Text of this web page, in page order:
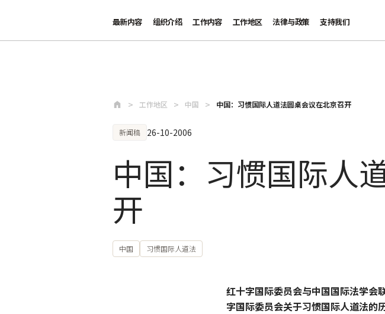
最新内容 组织介绍 工作内容 工作地区 法律与政策 支持我们
工作地区 中国 中国：习惯国际人道法圆桌会议在北京召开
新闻稿 26-10-2006
中国：习惯国际人
开
中国 习惯国际人道法
红十字国际委员会与中国国际法学会
字国际委员会关于习惯国际人道法的